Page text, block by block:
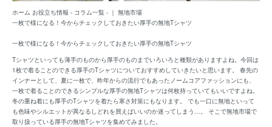
ホーム お役立ち情報 - コラム一覧 - ｜ 無地市場
一枚で様になる！今からチェックしておきたい厚手の無地Tシャツ
一枚で様になる！今からチェックしておきたい厚手の無地Tシャツ
Tシャツといっても薄手のものから厚手のものまでいろいろと種類がありますよね。今回は
1枚で着ることのできる厚手のTシャツについておすすめしていきたいと思います。 春先の
インナーとして、夏に一枚で、昨年からの流行でもあったノームコアファッションにも、
一枚で着ることのできるシンプルな厚手の無地Tシャツは何枚持っていてもいいですよね。
冬の重ね着にも厚手のTシャツを着たら寒さ対策にもなります。 でも一口に無地といって
も色味やシルエットが異なるしどれを買えばいいのか迷ってしまう…。 そこで無地市場で
取り扱っている厚手の無地Tシャツを集めてみました。